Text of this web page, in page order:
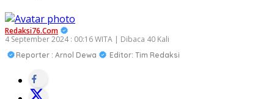
Redaksi76.com
4 September 2024 : 00:16 WITA | Dibaca 40 Kali
Reporter : Arnol Dewa Editor: Tim Redaksi